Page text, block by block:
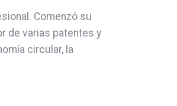
Comenzó su
de varias patentes y
circular, la